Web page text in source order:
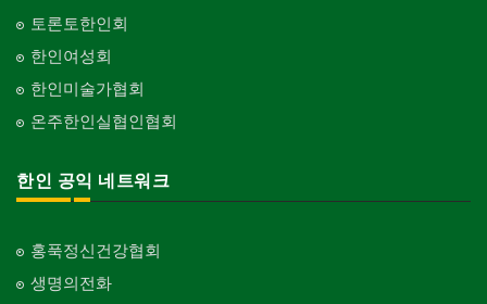
토론토한인회
한인여성회
한인미술가협회
온주한인실협인협회
한인 공익 네트워크
홍푹정신건강협회
생명의전화